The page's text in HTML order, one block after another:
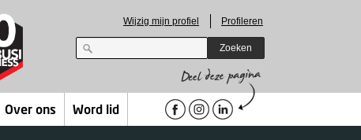
Wijzig mijn profiel Profileren
Zoeken
Over ons Word lid